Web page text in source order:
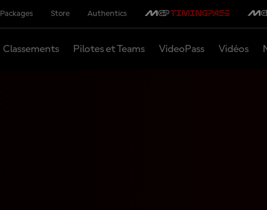
Packages Store Authentics
Classements Pilotes et Teams VideoPass Vidéos